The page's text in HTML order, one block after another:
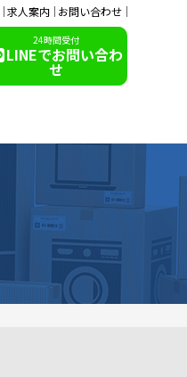
求人案内 お問い合わせ
24時間受付
LINEでお問い合わ
せ